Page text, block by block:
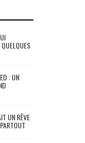
: UN
UN RÊVE